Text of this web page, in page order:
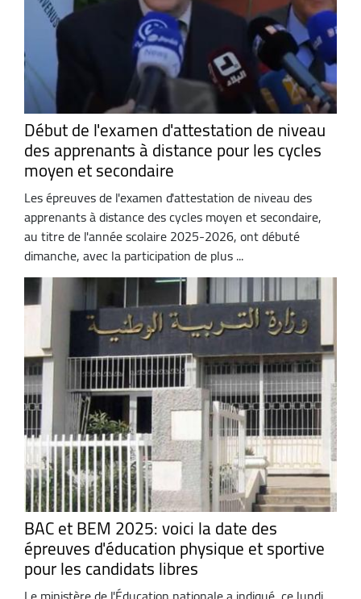
Début de l'examen d'attestation de niveau
des apprenants à distance pour les cycles
moyen et secondaire
Les épreuves de l'examen d'attestation de niveau des
apprenants à distance des cycles moyen et secondaire,
au titre de l'année scolaire 2025-2026, ont débuté
dimanche, avec la participation de plus ...
BAC et BEM 2025: voici la date des
épreuves d'éducation physique et sportive
pour les candidats libres